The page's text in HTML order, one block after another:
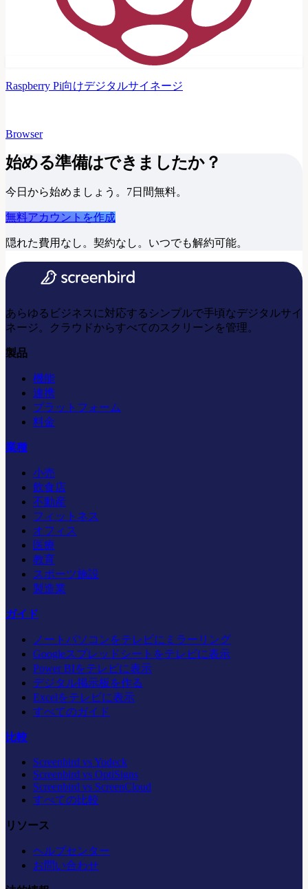
Raspberry Pi向けデジタルサイネージ
Browser
始める準備はできましたか？
今日から始めましょう。7日間無料。
無料アカウントを作成
隠れた費用なし。契約なし。いつでも解約可能。
あらゆるビジネスに対応するシンプルで手頃なデジタルサイ
ネージ。クラウドからすべてのスクリーンを管理。
製品
機能
連携
プラットフォーム
料金
業種
小売
飲食店
不動産
フィットネス
オフィス
医療
教育
スポーツ施設
製造業
ガイド
ノートパソコンをテレビにミラーリング
Googleスプレッドシートをテレビに表示
Power BIをテレビに表示
デジタル掲示板を作る
Excelをテレビに表示
すべてのガイド
比較
Screenbird vs Yodeck
Screenbird vs OptiSigns
Screenbird vs ScreenCloud
すべての比較
リソース
ヘルプセンター
お問い合わせ